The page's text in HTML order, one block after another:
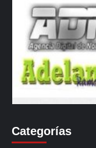
Categorías